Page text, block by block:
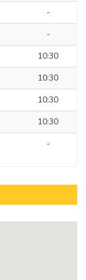
-
-
10:30
10:30
10:30
10:30
-